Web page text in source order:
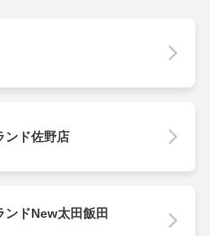
ンド佐野店
ンドNew太田飯田